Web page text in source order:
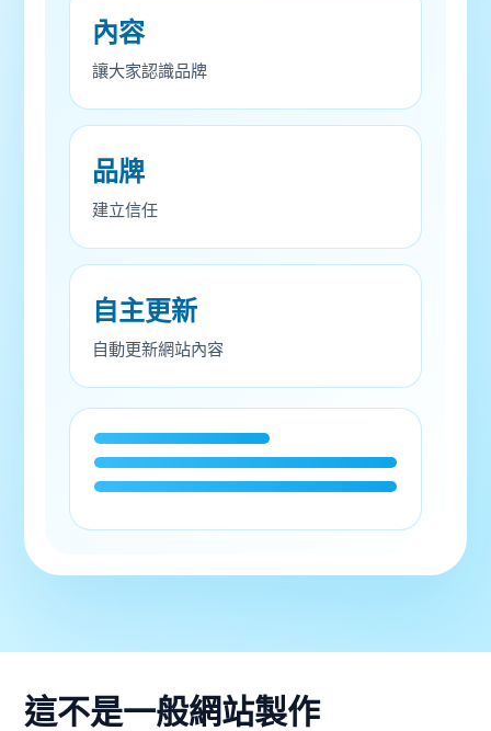
內容
讓大家認識品牌
品牌
建立信任
自主更新
自動更新網站內容
這不是一般網站製作